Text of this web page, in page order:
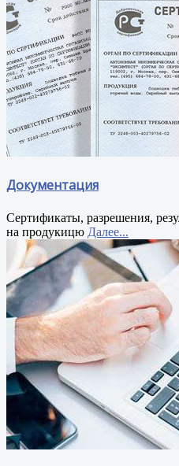
Документация
Сертификаты, разрешения,
на продукицю Далее...